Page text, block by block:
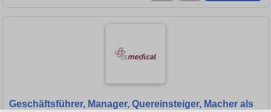
Geschäftsführer, Manager, Quereinsteiger, Macher als